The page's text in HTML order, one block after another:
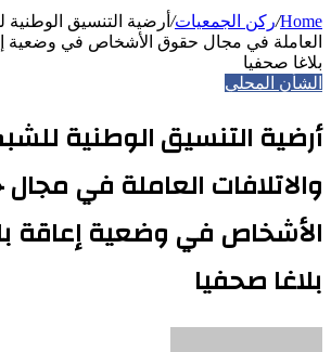
Home
/ركن الجمعيات/ أرضية التنسيق الوطنية
العاملة في مجال حقوق الأشخاص في وضعية
بلاغا صحفيا
الشأن المحلي
أرضية التنسيق الوطنية
والاتلافات العاملة في
الأشخاص في وضعية إعاقة
بلاغا صحفيا